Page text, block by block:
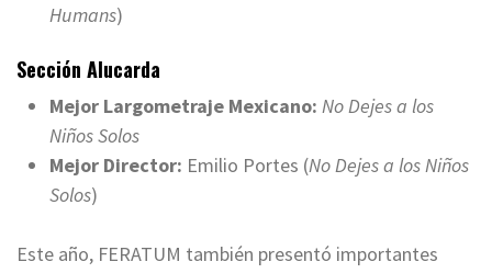
Humans)
Sección Alucarda
Mejor Largometraje Mexicano: No Dejes a los
Niños Solos
Mejor Director: Emilio Portes (No Dejes a los Niños
Solos)
Este año, FERATUM también presentó importantes